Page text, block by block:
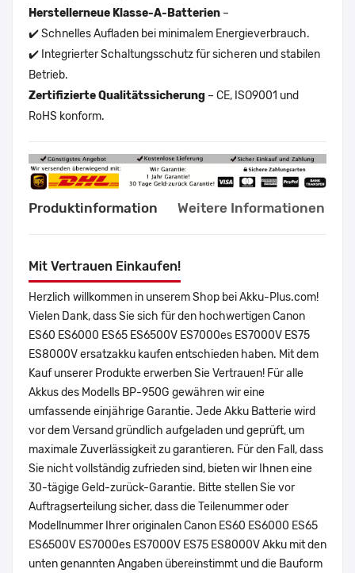
Herstellerneue Klasse-A-Batterien –
✔️ Schnelles Aufladen bei minimalem Energieverbrauch.
✔️ Integrierter Schaltungsschutz für sicheren und stabilen
Betrieb.
Zertifizierte Qualitätssicherung – CE, ISO9001 und
RoHS konform.
Produktinformation Weitere Informationen
Mit Vertrauen Einkaufen!
Herzlich willkommen in unserem Shop bei Akku-Plus.com!
Vielen Dank, dass Sie sich für den hochwertigen Canon
ES60 ES6000 ES65 ES6500V ES7000es ES7000V ES75
ES8000V ersatzakku kaufen entschieden haben. Mit dem
Kauf unserer Produkte erwerben Sie Vertrauen! Für alle
Akkus des Modells BP-950G gewähren wir eine
umfassende einjährige Garantie. Jede Akku Batterie wird
vor dem Versand gründlich aufgeladen und geprüft, um
maximale Zuverlässigkeit zu garantieren. Für den Fall, dass
Sie nicht vollständig zufrieden sind, bieten wir Ihnen eine
30-tägige Geld-zurück-Garantie. Bitte stellen Sie vor
Auftragserteilung sicher, dass die Teilenummer oder
Modellnummer Ihrer originalen Canon ES60 ES6000 ES65
ES6500V ES7000es ES7000V ES75 ES8000V Akku mit den
unten genannten Angaben übereinstimmt und die Bauform